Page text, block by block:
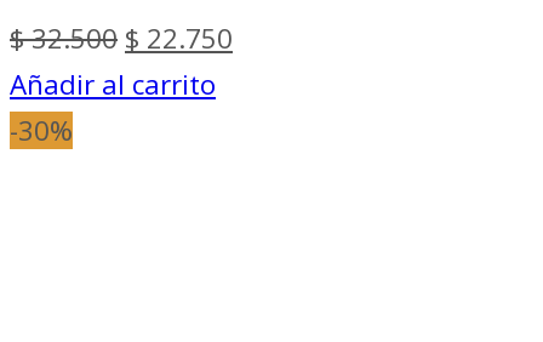
$32.500 El
precio
$ 22.750
Añadir al carrito
-30%